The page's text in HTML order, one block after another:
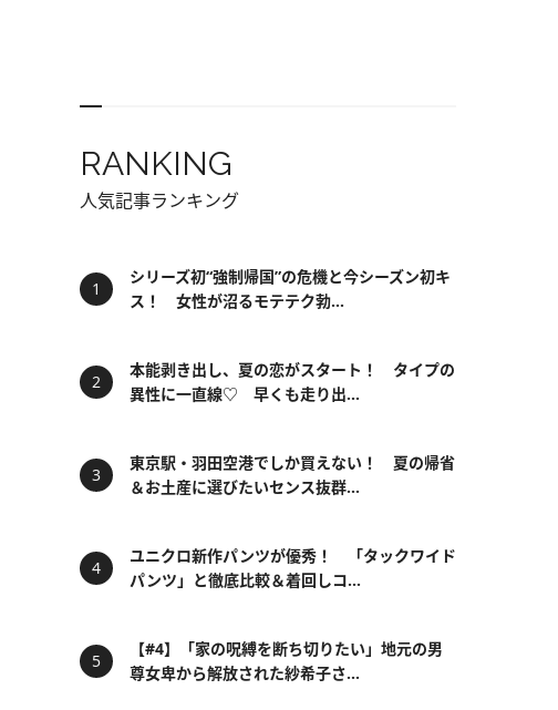
RANKING
人気記事ランキング
シリーズ初“強制帰国”の危機と今シーズン初キ
ス！ 女性が沼るモテテク勃...
本能剥き出し、夏の恋がスタート！ タイプの
異性に一直線♡ 早くも走り出...
東京駅・羽田空港でしか買えない！ 夏の帰省
＆お土産に選びたいセンス抜群...
ユニクロ新作パンツが優秀！ 「タックワイド
パンツ」と徹底比較＆着回しコ...
【#4】「家の呪縛を断ち切りたい」地元の男
尊女卑から解放された紗希子さ...